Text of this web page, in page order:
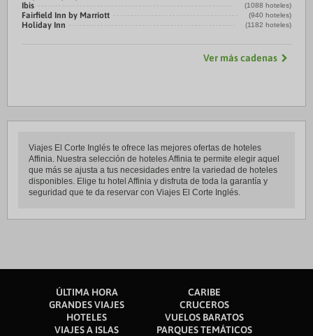
Ibis (1088 hoteles)
Fairfield Inn by Marriott (940 hoteles)
Holiday Inn (1182 hoteles)
Ver más cadenas
Viajes El Corte Inglés te ofrece las mejores ofertas de hoteles
Affinia. Nuestra selección de hoteles Affinia te permite elegir aquel
que más se ajusta a tus necesidades entre la variedad de hoteles
disponibles. Elige tu hotel Affinia y disfruta de toda la garantía y
seguridad que te da reservar con Viajes El Corte Inglés.
ÚLTIMA HORA
CARIBE
GRANDES VIAJES
CRUCEROS
HOTELES
VUELOS BARATOS
VIAJES A ISLAS
PARQUES TEMÁTICOS